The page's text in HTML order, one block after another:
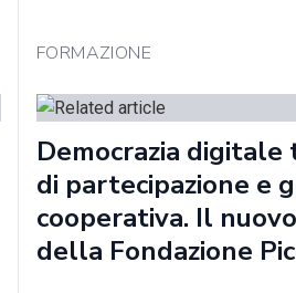
FORMAZIONE
Democrazia
di partecipazione e
cooperativa. Il
della Fondazione